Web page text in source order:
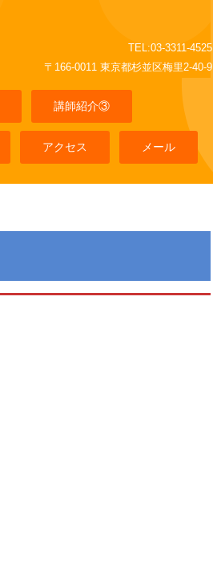
TEL:03-3311-4525
〒166-0011 東京都杉並区梅里2-40-9
講師紹介③
アクセス メール